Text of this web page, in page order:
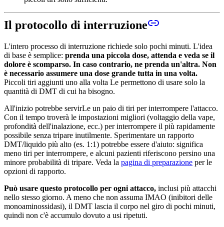
Il protocollo di interruzione
L'intero processo di interruzione richiede solo pochi minuti. L'idea
di base è semplice: prenda una piccola dose, attenda e veda se il
dolore è scomparso. In caso contrario, ne prenda un'altra. Non
è necessario assumere una dose grande tutta in una volta.
Piccoli tiri aggiunti uno alla volta Le permettono di usare solo la
quantità di DMT di cui ha bisogno.
All'inizio potrebbe servirLe un paio di tiri per interrompere l'attacco.
Con il tempo troverà le impostazioni migliori (voltaggio della vape,
profondità dell'inalazione, ecc.) per interrompere il più rapidamente
possibile senza tripare inutilmente. Sperimentare un rapporto
DMT/liquido più alto (es. 1:1) potrebbe essere d'aiuto: significa
meno tiri per interrompere, e alcuni pazienti riferiscono persino una
minore probabilità di tripare. Veda la pagina di preparazione per le
opzioni di rapporto.
Può usare questo protocollo per ogni attacco, inclusi più attacchi
nello stesso giorno. A meno che non assuma IMAO (inibitori delle
monoaminossidasi), il DMT lascia il corpo nel giro di pochi minuti,
quindi non c'è accumulo dovuto a usi ripetuti.